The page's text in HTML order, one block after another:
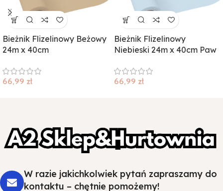
Bieżnik Flizelinowy Beżowy
24m x 40cm
66,99 zł
Bieżnik Flizelinowy
Niebieski 24m x 40cm Paw
66,99 zł
W razie jakichkolwiek pytań zapraszamy do
kontaktu – chętnie pomożemy!